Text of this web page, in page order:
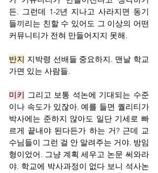
든. 그런데 1-2년 지나고 사라지면 동기
들끼리는 친할 수 있어도 그 이상의 어떤
커뮤니티가 전혀 만들어지지 못해.
반지
지박령 선배들 중요하지. 맨날 학교
가면 있는 사람들.
미키
그리고 보통 석논에 기대되는 수준
이나 속도가 있잖아. 예를 들면 퀄리티가
박사에는 준하지 않아도 일단 기세로 빠
르게 끝내야 된다든가 하는 거? 근데 교
수님들이 그런 걸 안 알려주는 거야. 방임
형이었어. 그냥 계획 세우고 논문 써와라
야. 학교에 박사과정이 없다 보니 석사논